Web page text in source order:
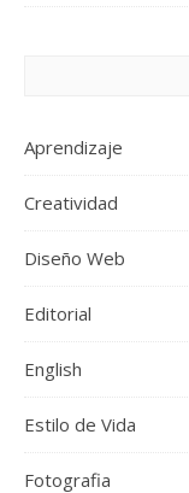
Aprendizaje
Creatividad
Diseño Web
Editorial
English
Estilo de Vida
Fotografia